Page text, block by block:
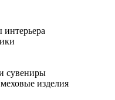
интерьера
сувениры
изделия